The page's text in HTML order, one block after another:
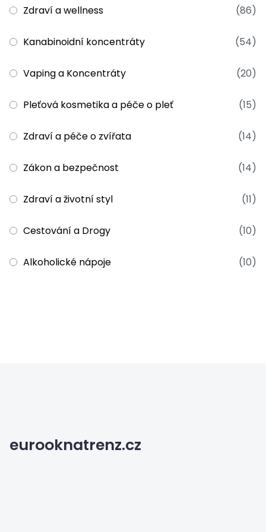
Zdraví a wellness (86)
Kanabinoidní koncentráty (54)
Vaping a Koncentráty (20)
Pleťová kosmetika a péče o pleť (15)
Zdraví a péče o zvířata (14)
Zákon a bezpečnost (14)
Zdraví a životní styl (11)
Cestování a Drogy (10)
Alkoholické nápoje (10)
eurooknatrenz.cz